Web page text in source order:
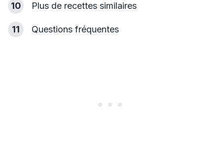
10 Plus de recettes similaires
11 Questions fréquentes